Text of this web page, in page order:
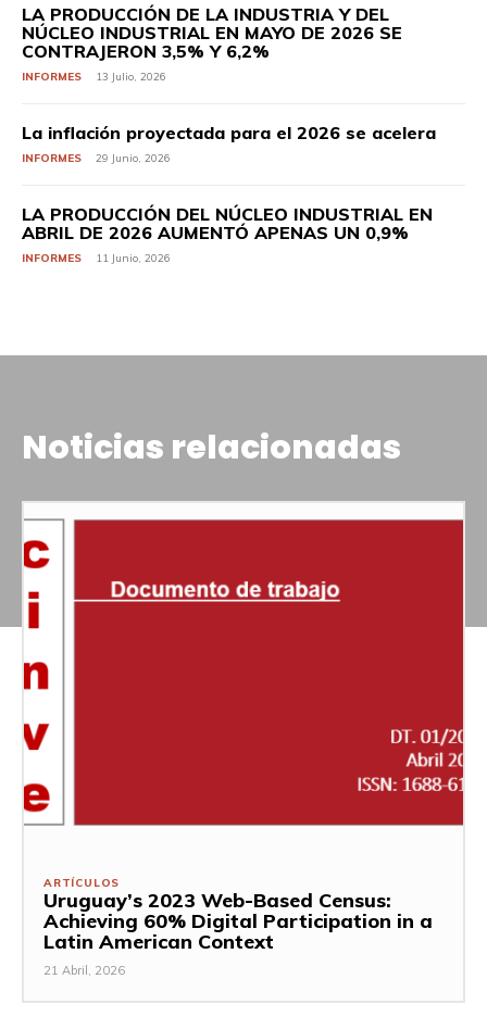
LA PRODUCCIÓN DE LA INDUSTRIA Y DEL
NÚCLEO INDUSTRIAL EN MAYO DE 2026 SE
CONTRAJERON 3,5% Y 6,2%
INFORMES 13 Julio, 2026
La inflación proyectada para el 2026 se acelera
INFORMES 29 Junio, 2026
LA PRODUCCIÓN DEL NÚCLEO INDUSTRIAL EN
ABRIL DE 2026 AUMENTÓ APENAS UN 0,9%
INFORMES 11 Junio, 2026
Noticias relacionadas
ARTÍCULOS
Uruguay’s 2023 Web-Based Census:
Achieving 60% Digital Participation in a
Latin American Context
21 Abril, 2026